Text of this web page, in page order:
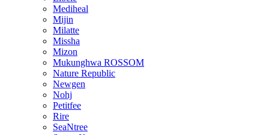
Mediheal
Mijin
Milatte
Missha
Mizon
Mukunghwa ROSSOM
Nature Republic
Newgen
Nohj
Petitfee
Rire
SeaNtree